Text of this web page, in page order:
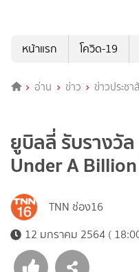
หน้าแรก
โควิด-19
อ่าน ข่าว ข่าวประช
ยูบิลลี่ รับรางวัล
Under A
TNN ช่อง16
12 มกราคม 2564 (